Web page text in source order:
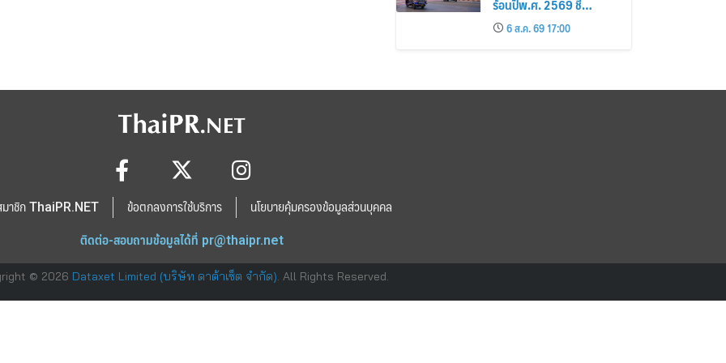
กรุงเทพฯ เกาะสมุย และ
พัทยา ติดอันดับเมืองยอด
นิยม
6 ส.ค. 69 17:00
มาชิก ThaiPR.NET ข้อตกลงการใช้บริการ นโยบายคุ้มครองข้อมูลส่วนบุคคล
ติดต่อ-สอบถามข้อมูลได้ที่ pr@thaipr.net
© 2026 Dataxet Limited (บริษัท ดาต้าเซ็ต จำกัด). All Rights Reserved.